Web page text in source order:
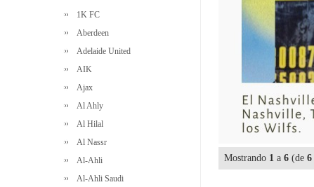
1K FC
Aberdeen
Adelaide United
AIK
Ajax
Al Ahly
Al Hilal
Al Nassr
Al-Ahli
Al-Ahli Saudi
Mostrando 1 a 6 (de 6